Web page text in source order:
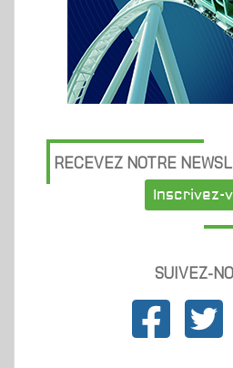
RECEVEZ NOTRE
Inscrivez-
SUIVEZ-